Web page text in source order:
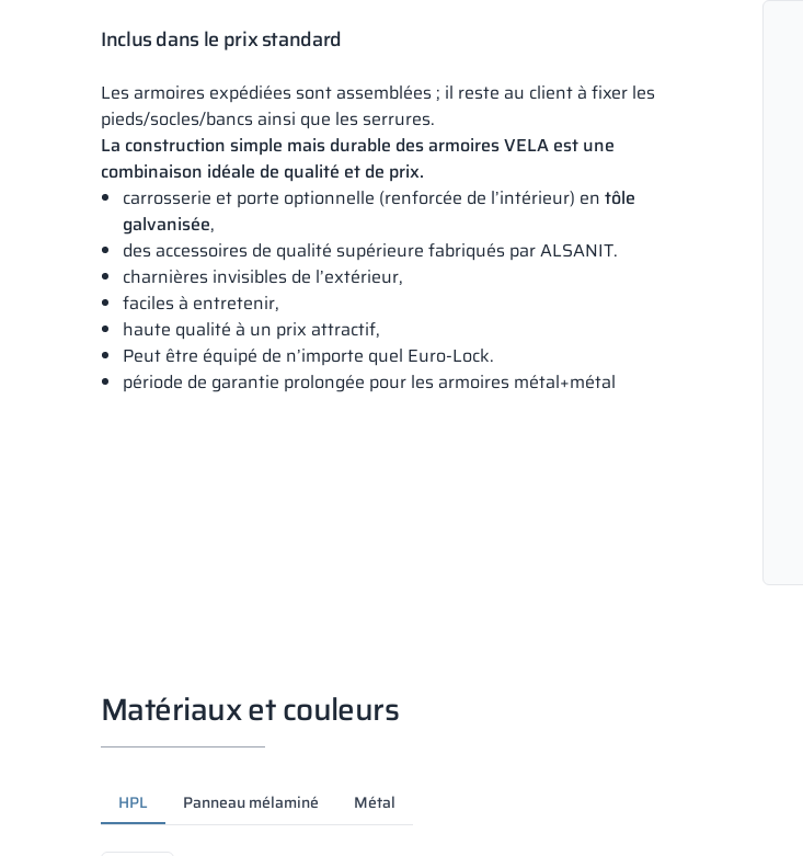
Inclus dans le prix standard
Les armoires expédiées sont assemblées ; il reste au client à fixer les
pieds/socles/bancs ainsi que les serrures.
La construction simple mais durable des armoires VELA est une
combinaison idéale de qualité et de prix.
carrosserie et porte optionnelle (renforcée de l’intérieur) en tôle
galvanisée,
des accessoires de qualité supérieure fabriqués par ALSANIT.
charnières invisibles de l’extérieur,
faciles à entretenir,
haute qualité à un prix attractif,
Peut être équipé de n’importe quel Euro-Lock.
période de garantie prolongée pour les armoires métal+métal
Matériaux et couleurs
HPL Panneau mélaminé Métal